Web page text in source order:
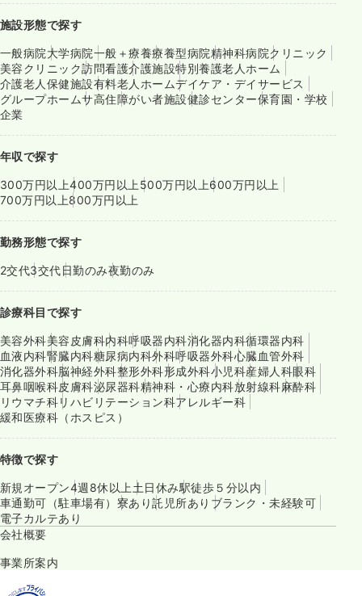
施設形態で探す
一般病院大学病院一般＋療養療養型病院精神科病院クリニック
美容クリニック訪問看護介護施設特別養護老人ホーム
介護老人保健施設有料老人ホームデイケア・デイサービス
グループホームサ高住障がい者施設健診センター保育園・学校
企業
年収で探す
300万円以上400万円以上 500万円以上600万円以上
700万円以上800万円以上
勤務形態で探す
2交代3交代日勤のみ夜勤のみ
診療科目で探す
美容外科美容皮膚科内科呼吸器内科消化器内科循環器内科
血液内科腎臓内科糖尿病内科外科呼吸器外科心臓血管外科
消化器外科脳神経外科整形外科形成外科小児科産婦人科眼科
耳鼻咽喉科皮膚科泌尿器科精神科・心療内科放射線科麻酔科
リウマチ科リハビリテーション科アレルギー科
緩和医療科（ホスピス）
特徴で探す
新規オープン4週8休以上 土日休み駅徒歩５分以内
車通勤可（駐車場有） 寮あり託児所あり ブランク・未経験可
電子カルテあり
会社概要
事業所案内